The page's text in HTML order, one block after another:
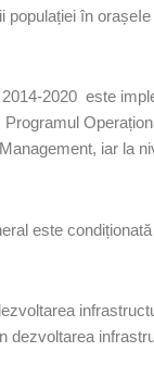
în
2020 este
iar la
este
dezvoltarea